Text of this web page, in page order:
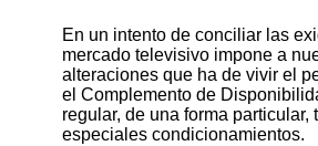
En un intento de conciliar las
mercado televisivo impone a
alteraciones que ha de vivir el
el Complemento de
regular, de una forma particular,
especiales condicionamientos.